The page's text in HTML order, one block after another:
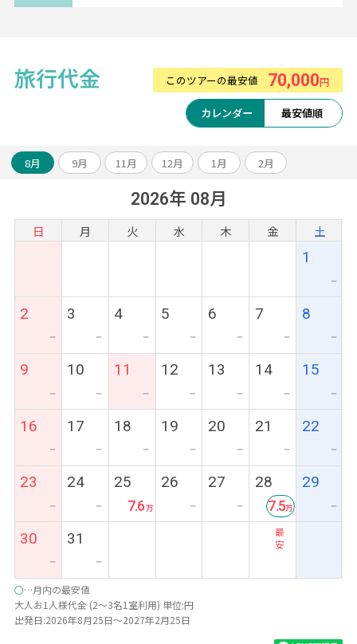
アンコールワット遺跡やベンメリア観光のオ
アレンジも可能です。
お気軽にスタッフまでご相談ください！
旅行代金 このツアーの最安値 70,000円
カレンダー 最安値順
8月 9月 11月 12月 1月 2月
2026年 08月
日 月 火 水 木 金 土
1
ー
2
ー
3
ー
4
ー
5
ー
6
ー
7
ー
8
ー
9
ー
10
ー
11
ー
12
ー
13
ー
14
ー
15
ー
16
ー
17
ー
18
ー
19
ー
20
ー
21
ー
22
ー
23
ー
24
ー
25
7.6
26
ー
27
ー
28
最
安
7.5
29
ー
30
ー
31
ー
○…月内の最安値
大人お1人様代金 (2～3名1室利用) 単位:円
出発日:2026年8月25日～2027年2月25日